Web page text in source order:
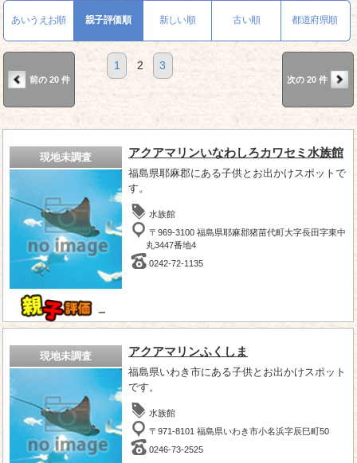
あいうえお順 親子評価順 新しい順 古い順 都道府県順
前の 20 件
1 2 3
次の 20 件
現地未調査
－
アクアマリンいなわしろカワセミ水族館
福島県耶麻郡にある子供とお出かけスポットで
す。
水族館
〒969-3100 福島県耶麻郡猪苗代町大字長田字東中
丸3447番地4
0242-72-1135
現地未調査 アクアマリンふくしま
福島県いわき市にある子供とお出かけスポット
です。
水族館
〒971-8101 福島県いわき市小名浜字辰巳町50
0246-73-2525